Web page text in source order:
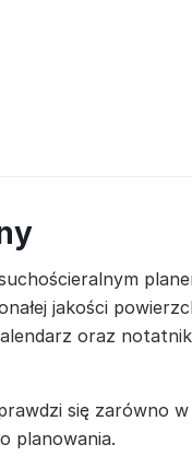
jakości
oraz
się zarówno
planowania.